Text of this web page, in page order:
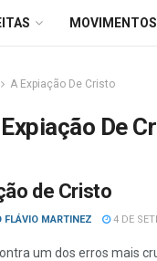
MOVIMENTOS
A Expiação De Cristo
De
de Cristo
FLÁVIO MARTINEZ 4 DE
um dos erros mais